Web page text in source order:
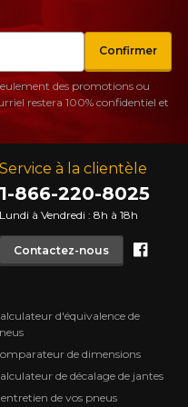
Service à la clientèle
1-866-220-8025
Lundi à Vendredi : 8h à 18h
Contactez-nous
d'équivalence de
de dimensions
de décalage de jantes
de vos pneus
Confirmer
des promotions ou
restera 100% confidentiel et